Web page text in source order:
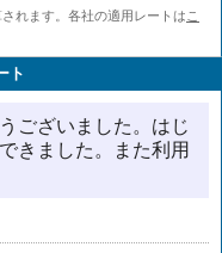
れます。各社の適用レートは こ
ト
ございました。はじ
きました。また利用